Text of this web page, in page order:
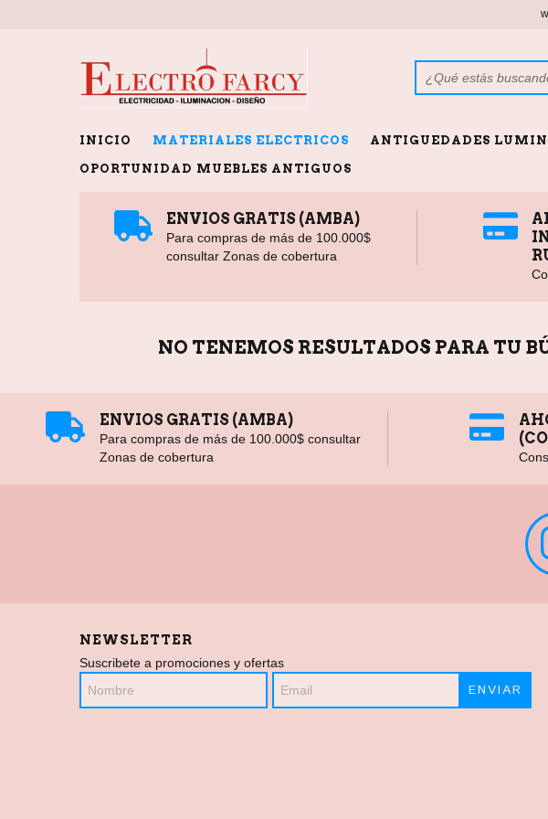
INICIO MATERIALES ELECTRICOS ANTIGUEDADES
OPORTUNIDAD MUEBLES ANTIGUOS
ENVIOS GRATIS (AMBA)
Para compras de más de 100.000$
consultar Zonas de cobertura
NO TENEMOS RESULTADOS PARA TU
ENVIOS GRATIS (AMBA)
Para compras de más de 100.000$ consultar
Zonas de cobertura
NEWSLETTER
Suscribete a promociones y ofertas